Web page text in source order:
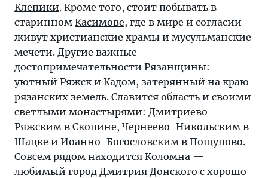
Клепики. Кроме того, стоит побывать в
старинном Касимове, где в мире и согласии
живут христианские храмы и мусульманские
мечети. Другие важные
достопримечательности Рязанщины:
уютный Ряжск и Кадом, затерянный на краю
рязанских земель. Славится область и своими
светлыми монастырями: Дмитриево-
Ряжским в Скопине, Чернеево-Никольским в
Шацке и Иоанно-Богословским в Пощупово.
Совсем рядом находится Коломна —
любимый город Дмитрия Донского с хорошо